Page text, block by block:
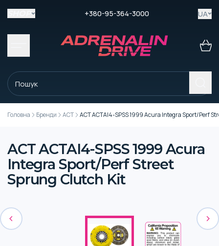
+380-95-364-3000 UA
Головна Бренди ACT ACT ACTAI4-SPSS 1999 Acura Integra Sport/Perf
ACT ACTAI4-SPSS 1999 Acura
Integra Sport/Perf Street
Sprung Clutch Kit